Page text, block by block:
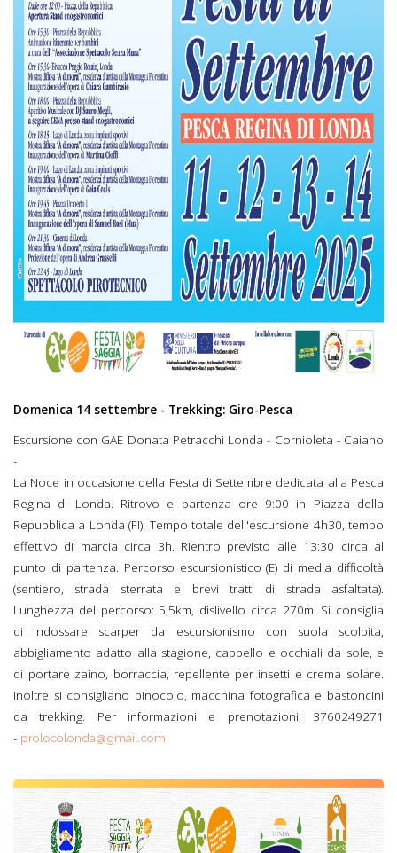
Domenica 14 settembre - Trekking: Giro-Pesca
Escursione con GAE Donata Petracchi Londa - Cornioleta - Caiano
-
La Noce in occasione della Festa di Settembre dedicata alla Pesca
Regina di Londa. Ritrovo e partenza ore 9:00 in Piazza della
Repubblica a Londa (FI). Tempo totale dell'escursione 4h30, tempo
effettivo di marcia circa 3h. Rientro previsto alle 13:30 circa al
punto di partenza. Percorso escursionistico (E) di media difficoltà
(sentiero, strada sterrata e brevi tratti di strada asfaltata).
Lunghezza del percorso: 5,5km, dislivello circa 270m. Si consiglia
di indossare scarper da escursionismo con suola scolpita,
abbigliamento adatto alla stagione, cappello e occhiali da sole, e
di portare zaino, borraccia, repellente per insetti e crema solare.
Inoltre si consigliano binocolo, macchina fotografica e bastoncini
da trekking. Per informazioni e prenotazioni: 3760249271
- prolocolonda@gmail.com
Giro Pesca 2025.png